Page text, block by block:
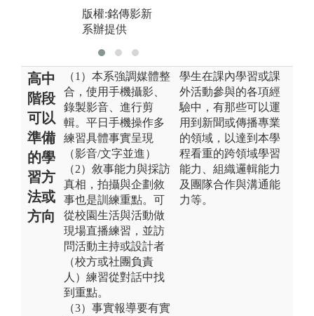
版權:銘傳影新
系辦提供
高中
階段
可以
準備
的學
習方
法或
方向
（1）本系強調媒體整
合，使用手機攝影、
錄製影音、進行剪
輯。平日手機操作多
練習具體事實呈現
（影音/文字並進）
（2）敘事能力與採訪
真相，拍攝與企劃敘
事也是訓練重點。可
從校園生活與活動做
現場直播練習，並訪
問活動主持或設計者
（校方或社團負責
人）練習從對話中找
到重點。
（3）事實報導要有實
學生在課內學習或課
外活動參與的各項經
驗中，有那些可以運
用到新聞或傳播專業
的領域，以達到本學
程看重的跨領域學習
能力、組織邏輯能力
及團隊合作與溝通能
力等。